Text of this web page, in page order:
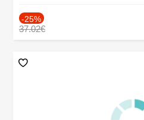
-25%
37.02€